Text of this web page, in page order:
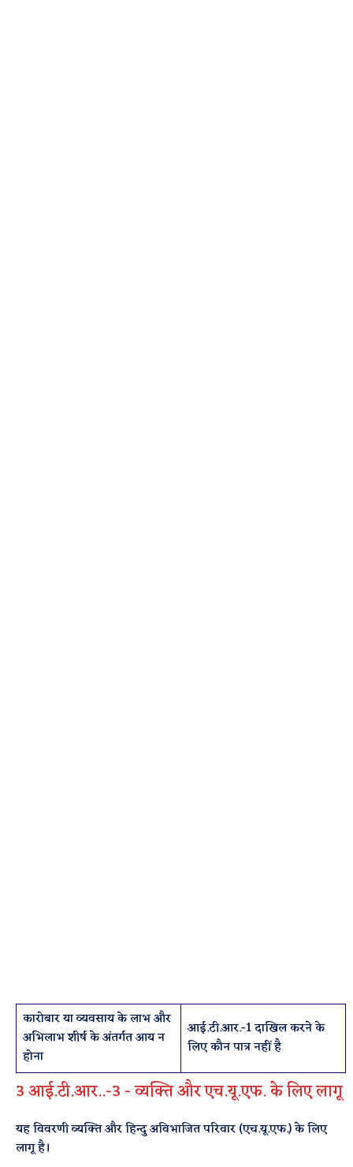
कारोबार या व्यवसाय के लाभ और
अभिलाभ शीर्ष के अंतर्गत आय न
होना
आई.टी.आर.-1 दाखिल करने के
लिए कौन पात्र नहीं है
3 आई.टी.आर..-3 - व्यक्ति और एच.यू.एफ. के लिए लागू
यह विवरणी व्यक्ति और हिन्दु अविभाजित परिवार (एच.यू.एफ.) के लिए
लागू है।